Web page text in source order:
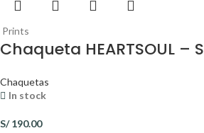
Prints
Chaqueta HEARTSOUL – S
Chaquetas
In stock
S/190.00